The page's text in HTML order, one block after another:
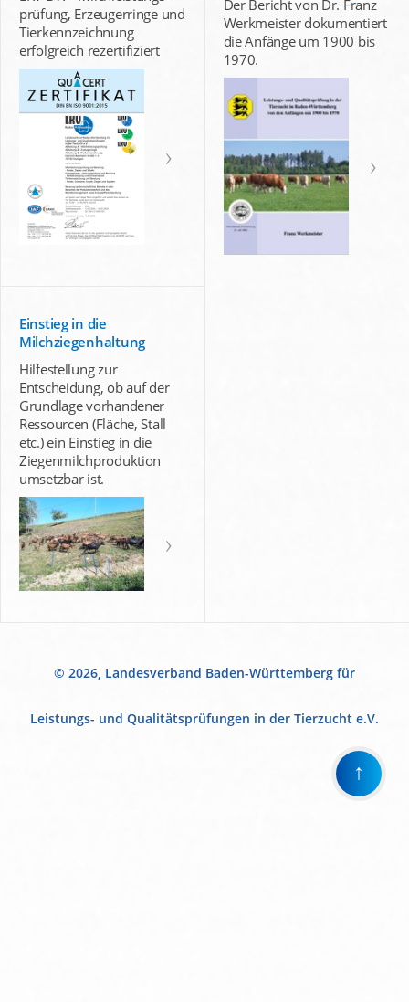
prüfung, Erzeugerringe und
Tierkennzeichnung
erfolgreich rezertifiziert
Der Bericht von Dr. Franz
Werkmeister dokumentiert
die Anfänge um 1900 bis
1970.
Einstieg in die
Milchziegenhaltung
Hilfestellung zur
Entscheidung, ob auf der
Grundlage vorhandener
Ressourcen (Fläche, Stall
etc.) ein Einstieg in die
Ziegenmilchproduktion
umsetzbar ist.
© 2026, Landesverband Baden-Württemberg für
Leistungs- und Qualitätsprüfungen in der Tierzucht e.V.
↑